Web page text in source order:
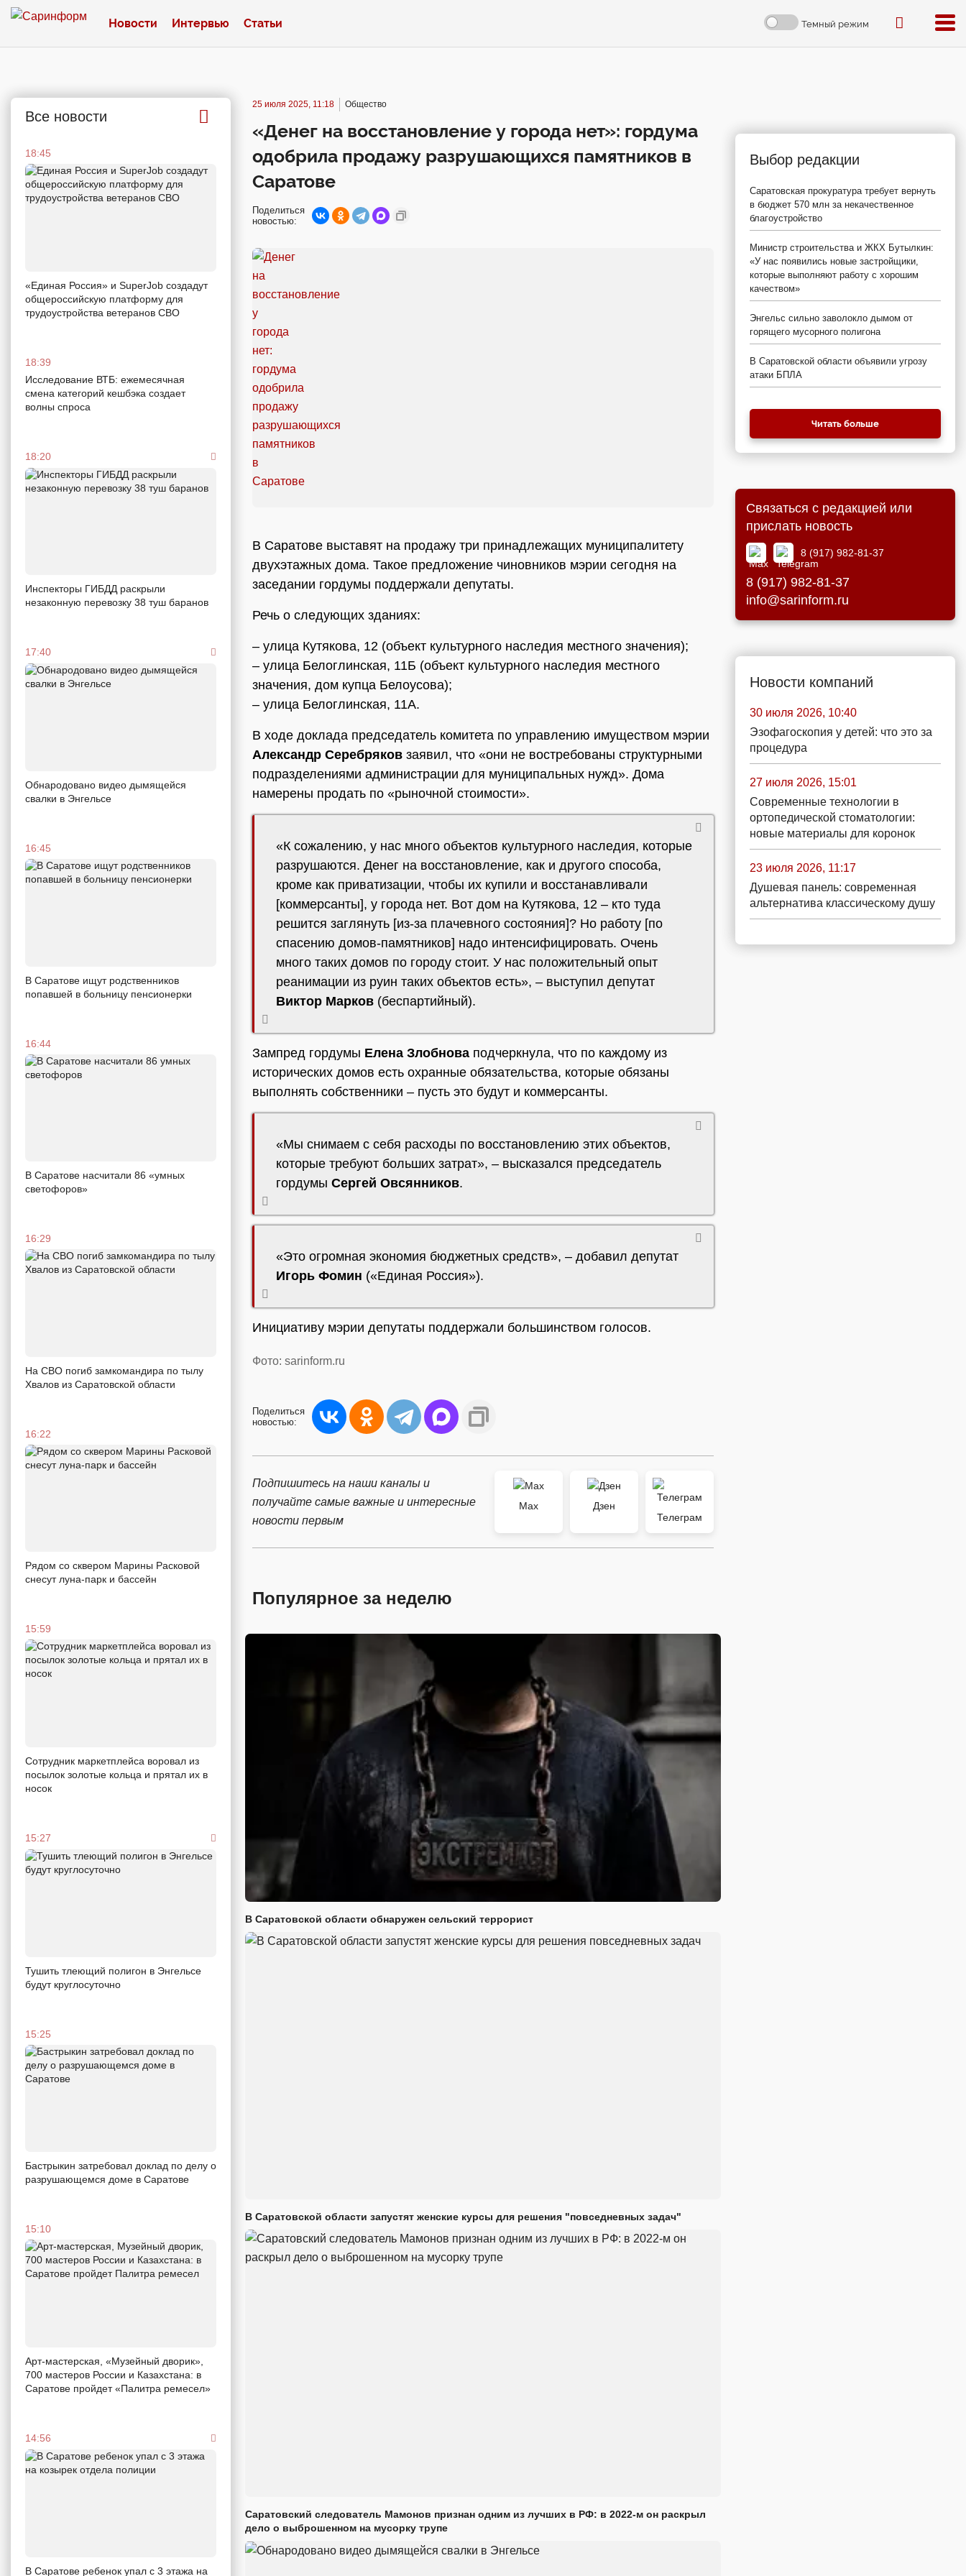
Новости Интервью Статьи Темный режим
Все новости
18:45
«Единая Россия» и SuperJob создадут
общероссийскую платформу для
трудоустройства ветеранов СВО
18:39
Исследование ВТБ: ежемесячная
смена категорий кешбэка создает
волны спроса
18:20
Инспекторы ГИБДД раскрыли
незаконную перевозку 38 туш баранов
17:40
Обнародовано видео дымящейся
свалки в Энгельсе
16:45
В Саратове ищут родственников
попавшей в больницу пенсионерки
16:44
В Саратове насчитали 86 «умных
светофоров»
16:29
На СВО погиб замкомандира по тылу
Хвалов из Саратовской области
16:22
Рядом со сквером Марины Расковой
снесут луна-парк и бассейн
15:59
Сотрудник маркетплейса воровал из
посылок золотые кольца и прятал их в
носок
15:27
Тушить тлеющий полигон в Энгельсе
будут круглосуточно
15:25
Бастрыкин затребовал доклад по делу о
разрушающемся доме в Саратове
15:10
Арт-мастерская, «Музейный дворик»,
700 мастеров России и Казахстана: в
Саратове пройдет «Палитра ремесел»
14:56
В Саратове ребенок упал с 3 этажа на
25 июля 2025, 11:18 Общество
«Денег на восстановление у города нет»: гордума
одобрила продажу разрушающихся памятников в
Саратове
Поделиться
новостью:
В Саратове выставят на продажу три принадлежащих муниципалитету
двухэтажных дома. Такое предложение чиновников мэрии сегодня на
заседании гордумы поддержали депутаты.
Речь о следующих зданиях:
– улица Кутякова, 12 (объект культурного наследия местного значения);
– улица Белоглинская, 11Б (объект культурного наследия местного
значения, дом купца Белоусова);
– улица Белоглинская, 11А.
В ходе доклада председатель комитета по управлению имуществом мэрии
Александр Серебряков заявил, что «они не востребованы структурными
подразделениями администрации для муниципальных нужд». Дома
намерены продать по «рыночной стоимости».
«К сожалению, у нас много объектов культурного наследия, которые
разрушаются. Денег на восстановление, как и другого способа,
кроме как приватизации, чтобы их купили и восстанавливали
[коммерсанты], у города нет. Вот дом на Кутякова, 12 – кто туда
решится заглянуть [из-за плачевного состояния]? Но работу [по
спасению домов-памятников] надо интенсифицировать. Очень
много таких домов по городу стоит. У нас положительный опыт
реанимации из руин таких объектов есть», – выступил депутат
Виктор Марков (беспартийный).
Зампред гордумы Елена Злобнова подчеркнула, что по каждому из
исторических домов есть охранные обязательства, которые обязаны
выполнять собственники – пусть это будут и коммерсанты.
«Мы снимаем с себя расходы по восстановлению этих объектов,
которые требуют больших затрат», – высказался председатель
гордумы Сергей Овсянников.
«Это огромная экономия бюджетных средств», – добавил депутат
Игорь Фомин («Единая Россия»).
Инициативу мэрии депутаты поддержали большинством голосов.
Фото: sarinform.ru
Поделиться
новостью:
Подпишитесь на наши каналы и
получайте самые важные и интересные
новости первым
Max
Дзен
Телеграм
Популярное за неделю
В Саратовской области обнаружен сельский террорист
В Саратовской области запустят женские курсы для решения "повседневных задач"
Саратовский следователь Мамонов признан одним из лучших в РФ: в 2022-м он раскрыл
дело о выброшенном на мусорку трупе
Выбор редакции
Саратовская прокуратура требует вернуть
в бюджет 570 млн за некачественное
благоустройство
Министр строительства и ЖКХ Бутылкин:
«У нас появились новые застройщики,
которые выполняют работу с хорошим
качеством»
Энгельс сильно заволокло дымом от
горящего мусорного полигона
В Саратовской области объявили угрозу
атаки БПЛА
Читать больше
Связаться с редакцией или
прислать новость
8 (917) 982-81-37
8 (917) 982-81-37
info@sarinform.ru
Новости компаний
30 июля 2026, 10:40
Эзофагоскопия у детей: что это за
процедура
27 июля 2026, 15:01
Современные технологии в
ортопедической стоматологии:
новые материалы для коронок
23 июля 2026, 11:17
Душевая панель: современная
альтернатива классическому душу